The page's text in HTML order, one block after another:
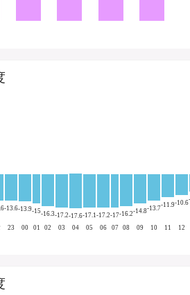
-13.6
23
-13.9
00
-15
01
-16.3
02
-17.2
03
-17.6
04
-17.1
05
-17.2
06
-17
07
-16.2
08
-14.8
09
-13.7
10
-11.9
11
-10.6
12